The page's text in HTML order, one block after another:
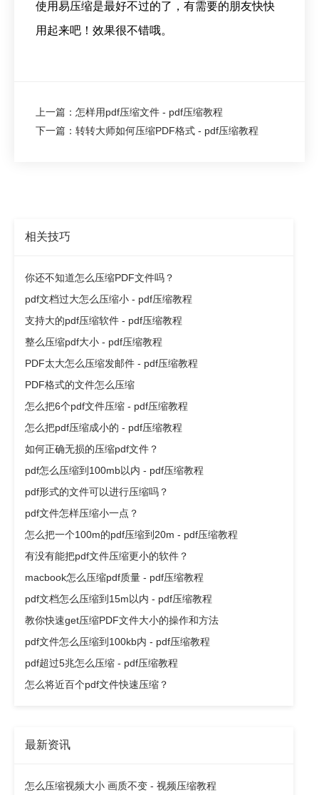
使用易压缩是最好不过的了，有需要的朋友快快
用起来吧！效果很不错哦。
上一篇：怎样用pdf压缩文件 - pdf压缩教程
下一篇：转转大师如何压缩PDF格式 - pdf压缩教程
相关技巧
你还不知道怎么压缩PDF文件吗？
pdf文档过大怎么压缩小 - pdf压缩教程
支持大的pdf压缩软件 - pdf压缩教程
整么压缩pdf大小 - pdf压缩教程
PDF太大怎么压缩发邮件 - pdf压缩教程
PDF格式的文件怎么压缩
怎么把6个pdf文件压缩 - pdf压缩教程
怎么把pdf压缩成小的 - pdf压缩教程
如何正确无损的压缩pdf文件？
pdf怎么压缩到100mb以内 - pdf压缩教程
pdf形式的文件可以进行压缩吗？
pdf文件怎样压缩小一点？
怎么把一个100m的pdf压缩到20m - pdf压缩教程
有没有能把pdf文件压缩更小的软件？
macbook怎么压缩pdf质量 - pdf压缩教程
pdf文档怎么压缩到15m以内 - pdf压缩教程
教你快速get压缩PDF文件大小的操作和方法
pdf文件怎么压缩到100kb内 - pdf压缩教程
pdf超过5兆怎么压缩 - pdf压缩教程
怎么将近百个pdf文件快速压缩？
最新资讯
怎么压缩视频大小 画质不变 - 视频压缩教程